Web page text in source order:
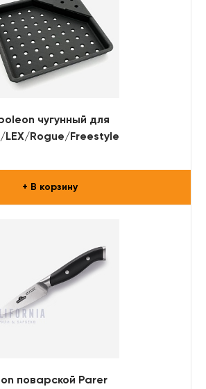
чугунный для
LEX/Rogue/Freestyle
+ В корзину
поварской Parer